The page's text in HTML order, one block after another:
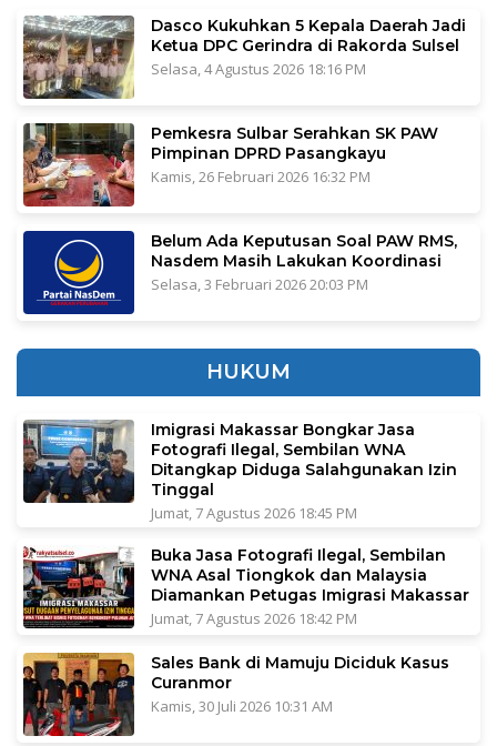
Dasco Kukuhkan 5 Kepala Daerah Jadi
Ketua DPC Gerindra di Rakorda Sulsel
Selasa, 4 Agustus 2026 18:16 PM
Pemkesra Sulbar Serahkan SK PAW
Pimpinan DPRD Pasangkayu
Kamis, 26 Februari 2026 16:32 PM
Belum Ada Keputusan Soal PAW RMS,
Nasdem Masih Lakukan Koordinasi
Selasa, 3 Februari 2026 20:03 PM
HUKUM
Imigrasi Makassar Bongkar Jasa
Fotografi Ilegal, Sembilan WNA
Ditangkap Diduga Salahgunakan Izin
Tinggal
Jumat, 7 Agustus 2026 18:45 PM
Buka Jasa Fotografi Ilegal, Sembilan
WNA Asal Tiongkok dan Malaysia
Diamankan Petugas Imigrasi Makassar
Jumat, 7 Agustus 2026 18:42 PM
Sales Bank di Mamuju Diciduk Kasus
Curanmor
Kamis, 30 Juli 2026 10:31 AM